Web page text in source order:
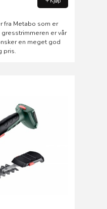
fra Metabo som er
er vår
en meget god
pris.